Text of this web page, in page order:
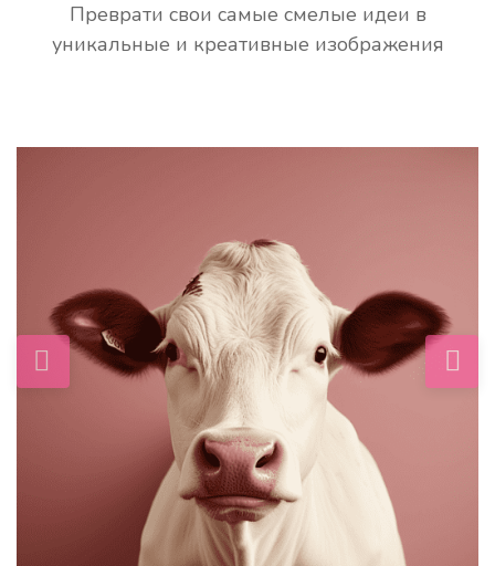
Преврати свои самые смелые идеи в
уникальные и креативные изображения